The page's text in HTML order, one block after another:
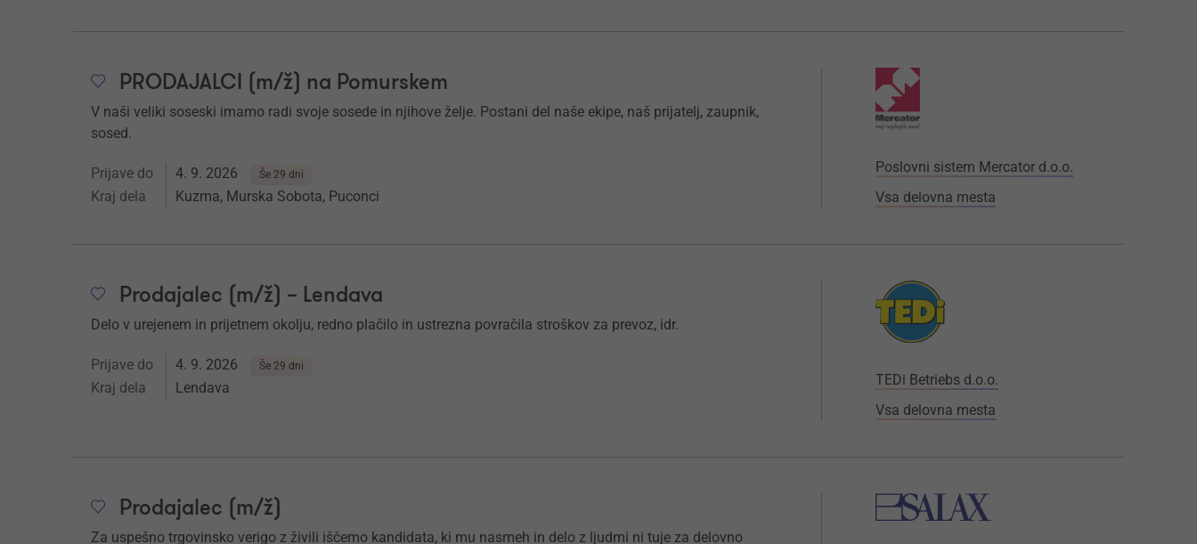
PRODAJALCI (m/ž) na Pomurskem
V naši veliki soseski imamo radi svoje sosede in njihove želje. Postani del naše ekipe, naš prijatelj, zaupnik,
sosed.
Prijave do 4. 9. 2026 Še 29 dni
Kraj dela Kuzma, Murska Sobota, Puconci
Poslovni sistem Mercator d.o.o.
Vsa delovna mesta
Prodajalec (m/ž) – Lendava
Delo v urejenem in prijetnem okolju, redno plačilo in ustrezna povračila stroškov za prevoz, idr.
Prijave do 4. 9. 2026 Še 29 dni
Kraj dela Lendava
TEDi Betriebs d.o.o.
Vsa delovna mesta
Prodajalec (m/ž)
Za uspešno trgovinsko verigo z živili iščemo kandidata, ki mu nasmeh in delo z ljudmi ni tuje za delovno